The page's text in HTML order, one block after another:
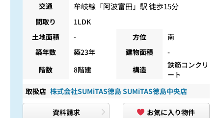
交通
牟岐線 「阿波富田 」駅 徒歩15分
間取り
1LDK
土地面積
- 方位
南
築年数
築23年 建物面積
-
階数
8階建 構造
鉄筋コンクリ
ート
取扱店 株式会社SUMiTAS徳島 SUMiTAS徳島中央店
資料請求
お気に入り物件